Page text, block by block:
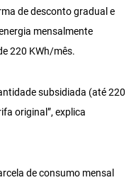
de desconto gradual e
mensalmente
220 KWh/mês.
subsidiada (até 220
original”, explica
de consumo mensal